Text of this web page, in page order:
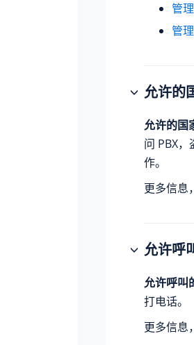
管
管
允许的
允许的国
问 PBX
作。
更多信息
允许呼
允许呼叫
打电话。
更多信息